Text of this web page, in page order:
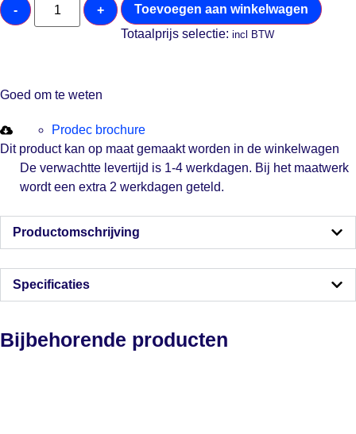
- +
Toevoegen aan winkelwagen
Totaalprijs selectie:incl BTW
Goed om te weten
Prodec brochure
Dit product kan op maat gemaakt worden in de winkelwagen
De verwachtte levertijd is 1-4 werkdagen. Bij het maatwerk
wordt een extra 2 werkdagen geteld.
Productomschrijving
Specificaties
Bijbehorende producten